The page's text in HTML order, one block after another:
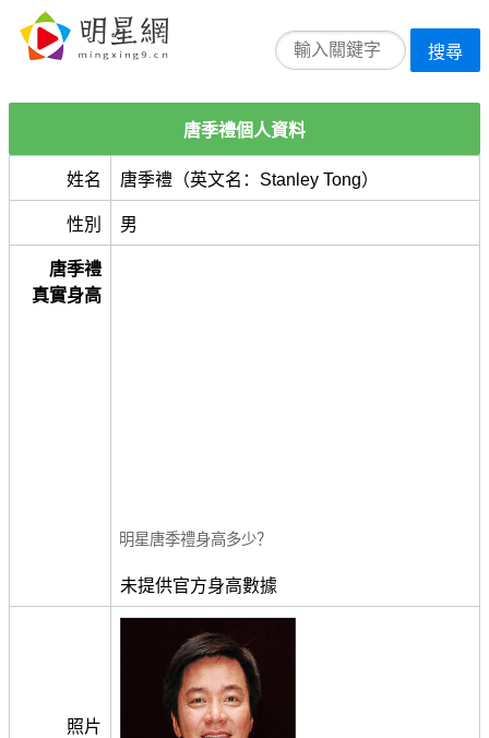
搜尋
唐季禮個人資料
姓名 唐季禮（英文名：Stanley Tong）
性別 男
唐季禮
真實身高
明星唐季禮身高多少？
未提供官方身高數據
照片